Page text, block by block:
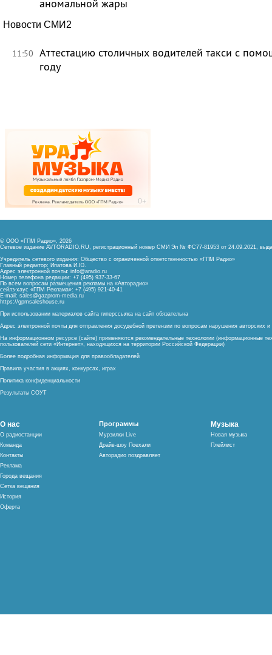
аномальной жары
Новости СМИ2
11:50 Аттестацию столичных водителей такси с
году
© ООО «ГПМ Радио», 2026
Сетевое издание AVTORADIO.RU, регистрационный номер СМИ Эл № ФС77-81953 от 24.09.2021,
Учредитель сетевого издания: Общество с ограниченной ответственностью «ГПМ Радио»
Главный редактор: Ипатова И.Ю.
Адрес электронной почты: info@aradio.ru
Номер телефона редакции: +7 (495) 937-33-67
По всем вопросам размещения рекламы на «Авторадио»
сейлз-хаус «ГПМ Реклама»: +7 (495) 921-40-41
E-mail: sales@gazprom-media.ru
https://gpmsaleshouse.ru
При использовании материалов сайта гиперссылка на сайт обязательна
Адрес электронной почты для отправления досудебной претензии по вопросам нарушения авторских
На информационном ресурсе (сайте) применяются рекомендательные технологии (информационные
пользователей сети «Интернет», находящихся на территории Российской Федерации)
Более подробная информация для правообладателей
Правила участия в акциях, конкурсах, играх
Политика конфиденциальности
Результаты СОУТ
О нас
О радиостанции
Команда
Контакты
Реклама
Города вещания
Сетка вещания
История
Оферта
Программы
Мурзилки Live
Драйв-шоу Поехали
Авторадио поздравляет
Музыка
Новая музыка
Плейлист